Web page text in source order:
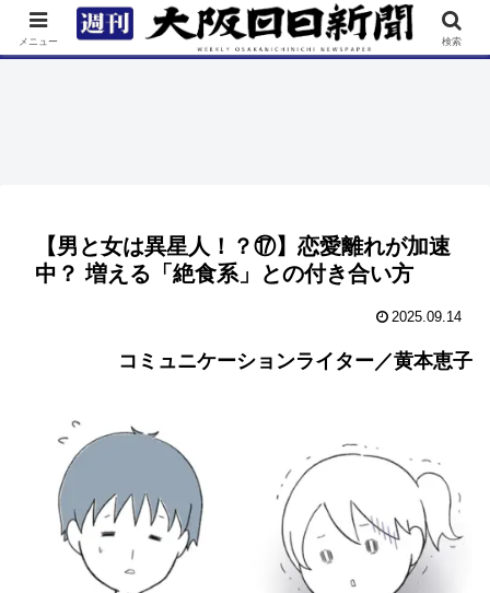
TOP 特集 ニュース 連載 街ネタ イベント
【男と女は異星人！？⑰】恋愛離れが加速
中？ 増える「絶食系」との付き合い方
2025.09.14
コミュニケーションライター／黄本恵子
メニュー 検索